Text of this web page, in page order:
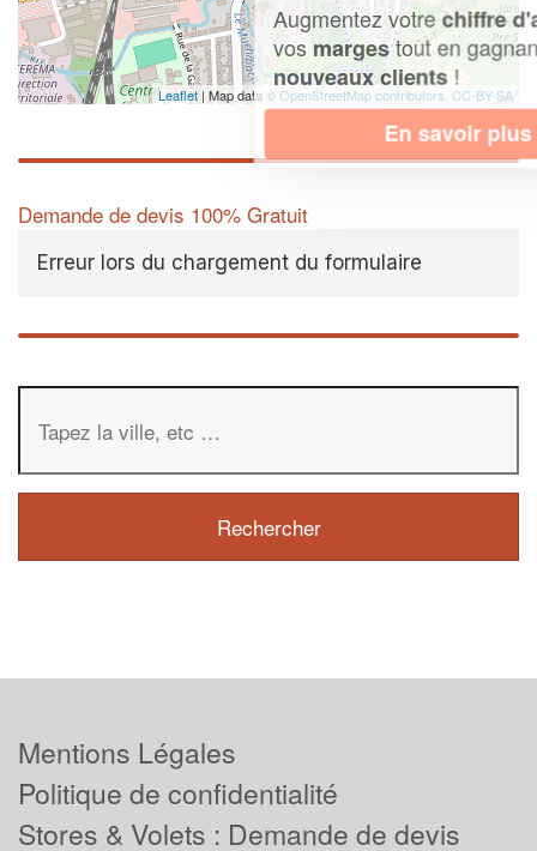
Leaflet | Map data ©OpenStreetMap contributors, CC-BY-SA
Demande de devis 100% Gratuit
Erreur lors du chargement du formulaire
Augmentez votrechiffre d'affaireset
vosmarges tout en gagnant de
nouveaux clients!
En savoir plus
Mentions Légales
Politique de confidentialité
Stores & Volets : Demande de devis